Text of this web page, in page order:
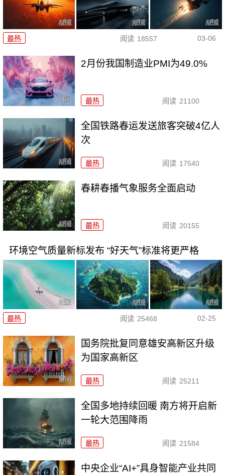
最热 阅读 18557 03-06
2月份我国制造业PMI为49.0%
最热 阅读 21100
全国铁路春运发送旅客突破4亿人
次
最热 阅读 17540
春耕春播气象服务全面启动
最热 阅读 20155
环境空气质量新标发布 “好天气”标准将更严格
最热 阅读 25468 02-25
国务院批复同意雄安高新区升级
为国家高新区
最热 阅读 25211
全国多地持续回暖 南方将开启新
一轮大范围降雨
最热 阅读 21584
中央企业“AI+”具身智能产业共同